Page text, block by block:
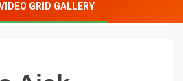
GRID GALLERY